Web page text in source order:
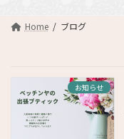
Home ブログ
お知らせ